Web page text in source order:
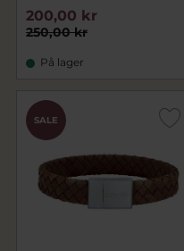
250,00 kr
200,00 kr
På lager
SALE